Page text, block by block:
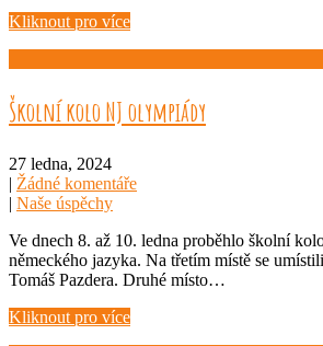
Kliknout pro více
Školní kolo NJ olympiády
27 ledna, 2024
| Žádné komentáře
| Naše úspěchy
Ve dnech 8. až 10. ledna proběhlo školní
německého jazyka. Na třetím místě se
Tomáš Pazdera. Druhé místo…
Kliknout pro více